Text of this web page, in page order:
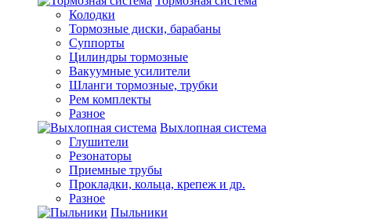
Колодки
Тормозные диски, барабаны
Суппорты
Цилиндры тормозные
Вакуумные усилители
Шланги тормозные, трубки
Рем комплекты
Разное
Выхлопная система
Глушители
Резонаторы
Приемные трубы
Прокладки, кольца, крепеж и др.
Разное
Пыльники